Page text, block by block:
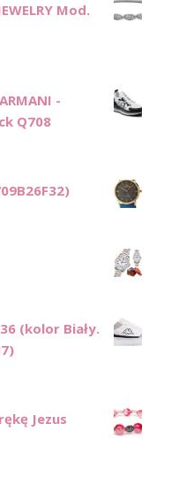
Mod.
-
Q708
(kolor Biały.
Jezus